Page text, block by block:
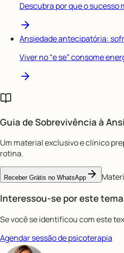
Descubra por que o sucesso
Ansiedade antecipatória:
Viver no “e se” consome
Guia de Sobrevivência à
Um material exclusivo e clínico
rotina.
Receber Grátis no WhatsApp
Interessou-se por este
Se você se identificou com este
Agendar sessão de psicoterapia